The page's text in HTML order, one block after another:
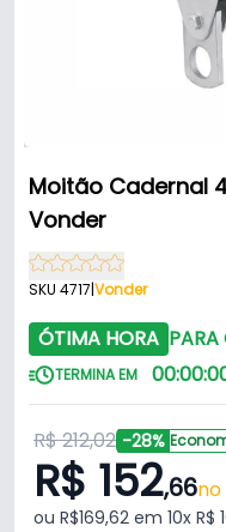
Moitão Cadernal
Vonder
SKU 4717|Vonder
ÓTIMA HORA PARA
TERMINA EM 00:00:
R$ 212,02 -28%
R$ 152,66no
ou R$169,62 em 10x R$